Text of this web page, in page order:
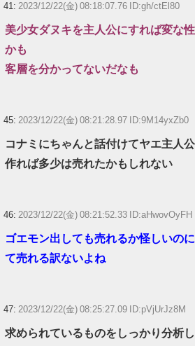
41: 2023/12/22(金) 08:18:07.76 ID:gh/ctEl80
美少女ダヌキを主人公にすれば変な
かも
客層を分かってないだなも
45: 2023/12/22(金) 08:21:28.97 ID:9M14yxZb0
コナミにちゃんと話付けてヤエ主人
作れば多少は売れたかもしれない
46: 2023/12/22(金) 08:21:52.33 ID:aHwovOyFH
ゴエモン出しても売れるか怪しいの
て売れる訳ないよね
47: 2023/12/22(金) 08:25:27.09 ID:pVjUrJz8M
求められているものをしっかり分析